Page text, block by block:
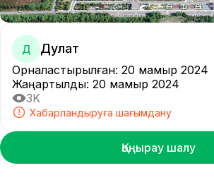
Д Дулат
Орналастырылған: 20 мамыр 2024
Жаңартылды: 20 мамыр 2024
3K
Хабарландыруға шағымдану
Қоңырау шалу